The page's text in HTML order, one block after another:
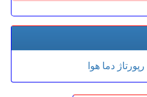
رپورتاژ دما هوا